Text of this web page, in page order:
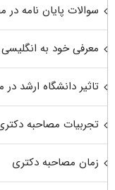
سوالات پایان نامه در
معرفی خود به
تاثیر دانشگاه ارشد
تجربیات مصاحبه
زمان مصاحبه دکتری